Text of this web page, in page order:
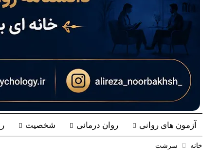
آزمون های روانی روان درمانی شخصیت
خانه سرشت